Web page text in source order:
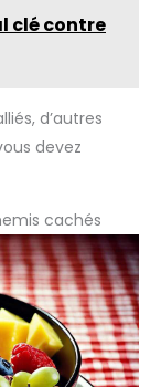
clé contre
d’autres
devez
cachés